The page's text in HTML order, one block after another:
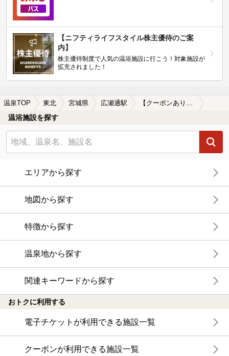
【ニフティライフスタイル株主優待のご案
内】
株主優待制度で人気の温浴施設に行こう！対象施設が
拡充されました！
温泉TOP 東北 宮城県 広瀬通駅 【クーポンあり】マッサージ、エステがある広瀬通駅近くの温泉、日帰り温泉、スーパー銭湯おすすめ
温浴施設を探す
エリアから探す
地図から探す
特徴から探す
温泉地から探す
関連キーワードから探す
おトクに利用する
電子チケットが利用できる施設一覧
クーポンが利用できる施設一覧